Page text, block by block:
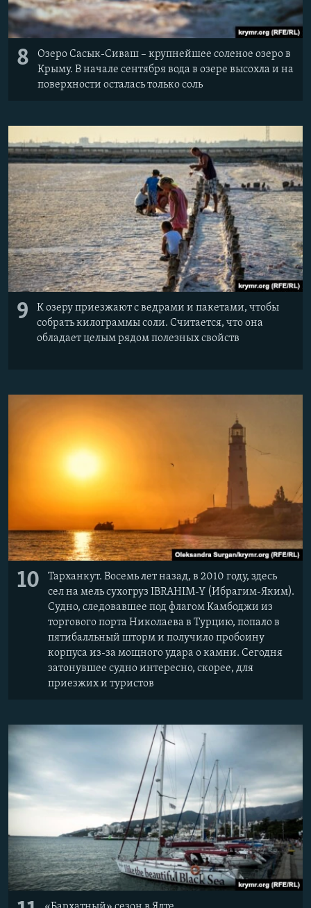
8
Озеро Сасык-Сиваш – крупнейшее соленое озеро в
Крыму. В начале сентября вода в озере высохла и на
поверхности осталась только соль
9
К озеру приезжают с ведрами и пакетами, чтобы
собрать килограммы соли. Считается, что она
обладает целым рядом полезных свойств
10
Тарханкут. Восемь лет назад, в 2010 году, здесь
сел на мель сухогруз IBRAHIM-Y (Ибрагим-Яким).
Судно, следовавшее под флагом Камбоджи из
торгового порта Николаева в Турцию, попало в
пятибалльный шторм и получило пробоину
корпуса из-за мощного удара о камни. Сегодня
затонувшее судно интересно, скорее, для
приезжих и туристов